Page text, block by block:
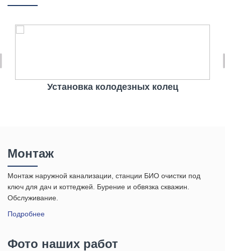
Установка колодезных колец
Монтаж
Монтаж наружной канализации, станции БИО очистки под
ключ для дач и коттеджей. Бурение и обвязка скважин.
Обслуживание.
Подробнее
Фото наших работ